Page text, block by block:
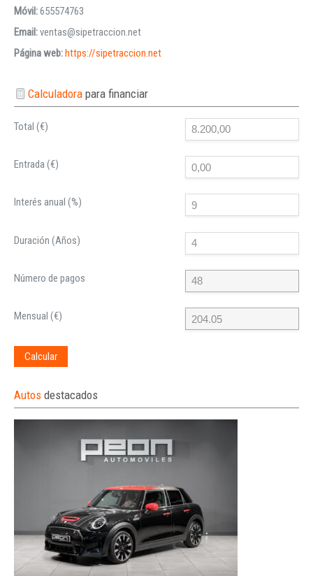
Móvil:655574763
Email:ventas@sipetraccion.net
Página web:https://sipetraccion.net
Calculadorapara financiar
Total (€)
Entrada (€)
Interés anual (%)
Duración (Años)
Número de pagos
Mensual (€)
Calcular
Autos destacados